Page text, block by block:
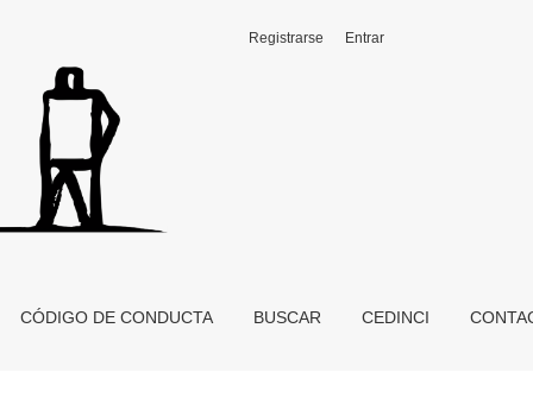
CÓDIGO DE CONDUCTA BUSCAR CEDINCI
Registrarse Entrar